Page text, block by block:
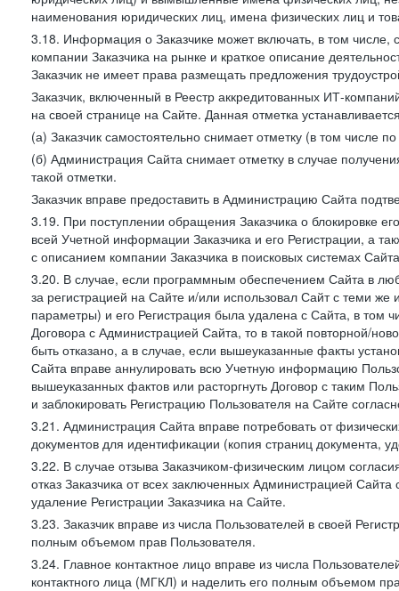
наименования юридических лиц, имена физических лиц и
3.18. Информация о Заказчике может включать, в том
компании Заказчика на рынке и краткое описание
Заказчик не имеет права размещать предложения
Заказчик, включенный в Реестр аккредитованных ИТ-
на своей странице на Сайте. Данная отметка
(а) Заказчик самостоятельно снимает отметку (в том числе
(б) Администрация Сайта снимает отметку в случае
такой отметки.
Заказчик вправе предоставить в Администрацию Сайта
3.19. При поступлении обращения Заказчика о блокировке
всей Учетной информации Заказчика и его Регистрации, а
с описанием компании Заказчика в поисковых системах
3.20. В случае, если программным обеспечением Сайта в
за регистрацией на Сайте и/или использовал Сайт с теми
параметры) и его Регистрация была удалена с Сайта, в том
Договора с Администрацией Сайта, то в такой повторной/
быть отказано, а в случае, если вышеуказанные факты
Сайта вправе аннулировать всю Учетную информацию
вышеуказанных фактов или расторгнуть Договор с таким
и заблокировать Регистрацию Пользователя на Сайте
3.21. Администрация Сайта вправе потребовать от
документов для идентификации (копия страниц документа,
3.22. В случае отзыва Заказчиком-физическим лицом
отказ Заказчика от всех заключенных Администрацией
удаление Регистрации Заказчика на Сайте.
3.23. Заказчик вправе из числа Пользователей в своей
полным объемом прав Пользователя.
3.24. Главное контактное лицо вправе из числа
контактного лица (МГКЛ) и наделить его полным объемом